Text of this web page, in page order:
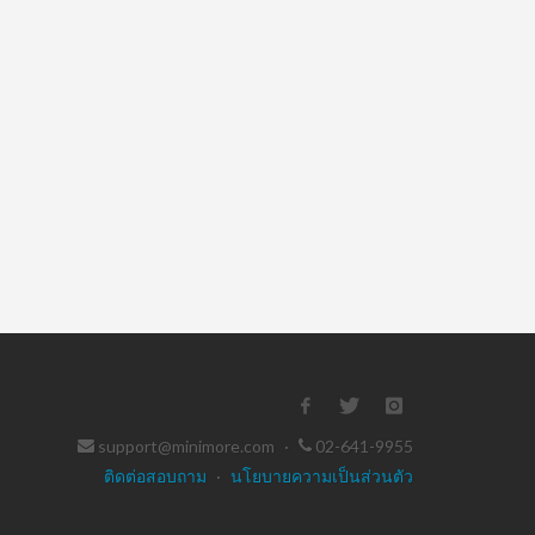
support@minimore.com ·
02-641-9955
ติดต่อสอบถาม · นโยบายความเป็นส่วนตัว